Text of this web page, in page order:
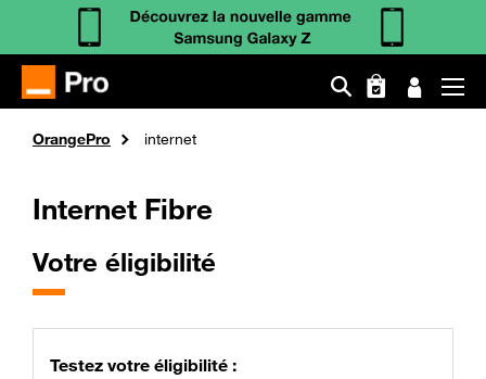
d'Ariane
OrangePro internet
Internet Fibre
Votre éligibilité
Testez votre éligibilité :